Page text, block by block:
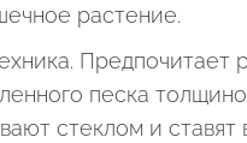
растение.
Предпочитает
песка
стеклом и